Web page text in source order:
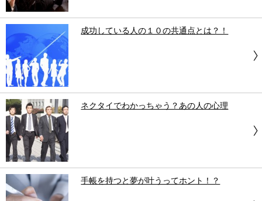
成功している人の１０の共通点とは？！
ネクタイでわかっちゃう？あの人の心理
手帳を持つと夢が叶うってホント！？